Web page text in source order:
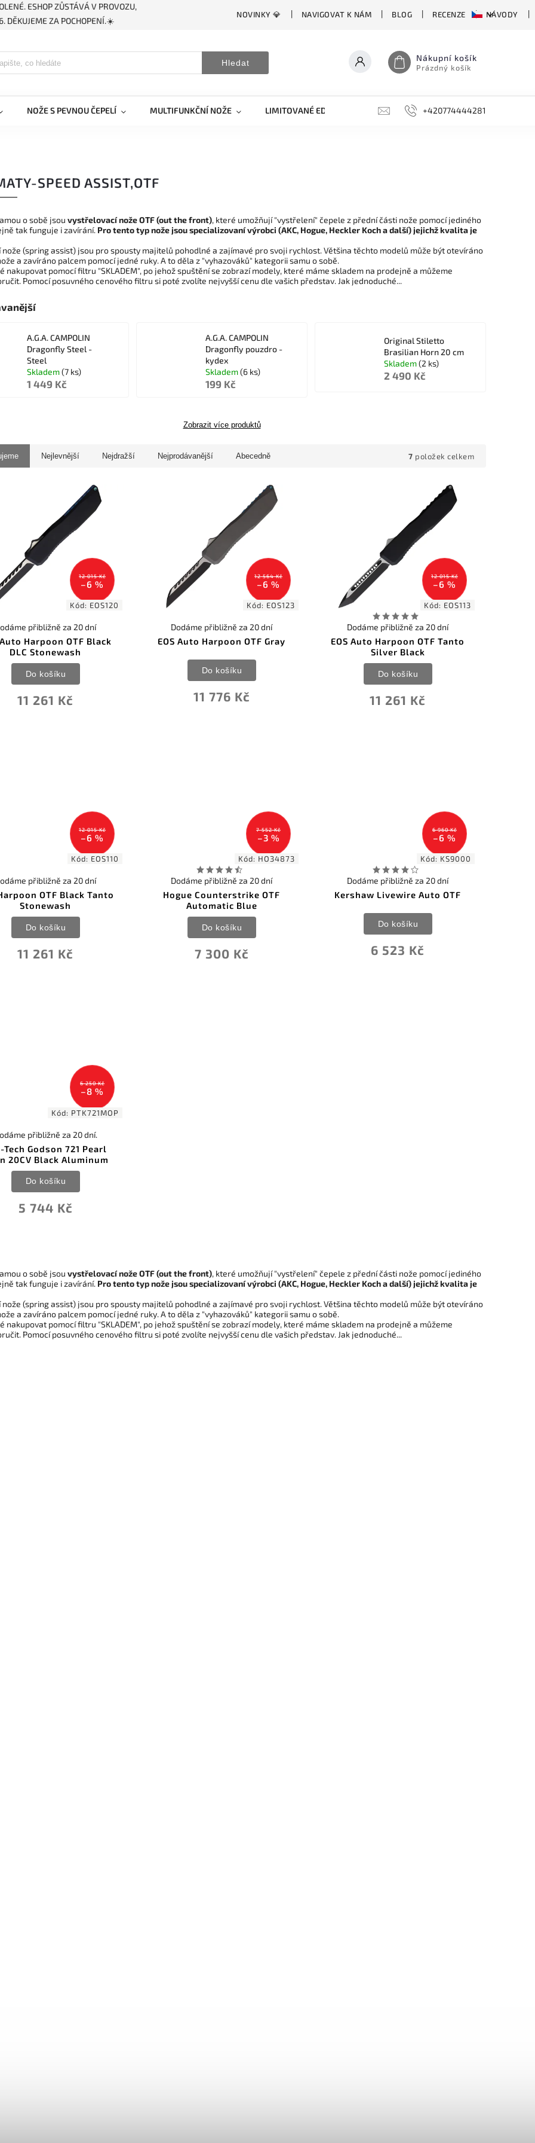
ESHOP ZŮSTÁVÁ V PROVOZU,
DĚKUJEME ZA POCHOPENÍ.☀️
NOVINKY 💎 NAVIGOVAT K NÁM BLOG RECENZE NÁVODY
Hledat Nákupní košík
Prázdný košík
NOŽE S PEVNOU ČEPELÍ MULTIFUNKČNÍ NOŽE LIMITOVANÉ EDICE BROUSKY, BRUSKY, OCÍLKY
+420774444281
SPEED ASSIST,OTF
o sobě jsou vystřelovací nože OTF (out the front), které umožňují "vystřelení" čepele z přední části nože pomocí jediného
tak funguje i zavírání. Pro tento typ nože jsou specializovaní výrobci (AKC, Hogue, Heckler Koch a další) jejichž kvalita je
nože (spring assist) jsou pro spousty majitelů pohodlné a zajímavé pro svoji rychlost. Většina těchto modelů může být otevíráno
a zavíráno palcem pomocí jedné ruky. A to děla z "vyhazováků" kategorii samu o sobě.
nakupovat pomocí filtru "SKLADEM", po jehož spuštění se zobrazí modely, které máme skladem na prodejně a můžeme
Pomocí posuvného cenového filtru si poté zvolíte nejvyšší cenu dle vašich představ. Jak jednoduché...
A.G.A. CAMPOLIN
Dragonfly Steel -
Steel
Skladem(7 ks)
1 449 Kč
A.G.A. CAMPOLIN
Dragonfly pouzdro -
kydex
Skladem(6 ks)
199 Kč
Original Stiletto
Brasilian Horn 20 cm
Skladem(2 ks)
2 490 Kč
Zobrazit více produktů
Nejlevnější Nejdražší Nejprodávanější Abecedně 7 položek celkem
12 015 Kč
–6 %
Kód: EOS120
Auto Harpoon OTF Black
DLC Stonewash
přibližně za 20 dní
11 261 Kč
Do košíku
12 564 Kč
–6 %
Kód: EOS123
EOS Auto Harpoon OTF Gray
Dodáme přibližně za 20 dní
11 776 Kč
Do košíku
12 015 Kč
–6 %
Kód: EOS113
EOS Auto Harpoon OTF Tanto
Silver Black
Dodáme přibližně za 20 dní
11 261 Kč
Do košíku
12 015 Kč
–6 %
Kód: EOS110
OTF Black Tanto
Stonewash
přibližně za 20 dní
11 261 Kč
Do košíku
7 552 Kč
–3 %
Kód: HO34873
Hogue Counterstrike OTF
Automatic Blue
Dodáme přibližně za 20 dní
7 300 Kč
Do košíku
6 960 Kč
–6 %
Kód: KS9000
Kershaw Livewire Auto OTF
Dodáme přibližně za 20 dní
6 523 Kč
Do košíku
6 250 Kč
–8 %
Kód: PTK721MOP
Tech Godson 721 Pearl
20CV Black Aluminum
přibližně za 20 dní.
5 744 Kč
Do košíku
o sobě jsou vystřelovací nože OTF (out the front), které umožňují "vystřelení" čepele z přední části nože pomocí jediného
tak funguje i zavírání. Pro tento typ nože jsou specializovaní výrobci (AKC, Hogue, Heckler Koch a další) jejichž kvalita je
nože (spring assist) jsou pro spousty majitelů pohodlné a zajímavé pro svoji rychlost. Většina těchto modelů může být otevíráno
a zavíráno palcem pomocí jedné ruky. A to děla z "vyhazováků" kategorii samu o sobě.
nakupovat pomocí filtru "SKLADEM", po jehož spuštění se zobrazí modely, které máme skladem na prodejně a můžeme
Pomocí posuvného cenového filtru si poté zvolíte nejvyšší cenu dle vašich představ. Jak jednoduché...